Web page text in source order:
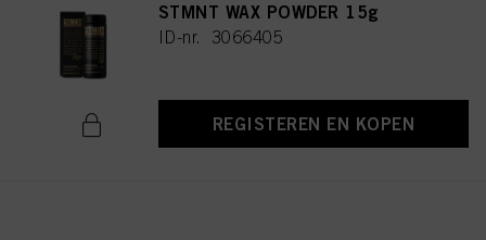
STMNT WAX POWDER 15g
ID-nr. 3066405
REGISTEREN EN KOPEN